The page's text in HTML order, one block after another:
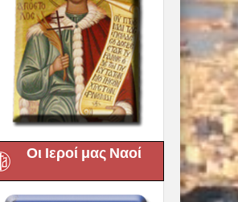
Οι Ιεροί μας Ναοί